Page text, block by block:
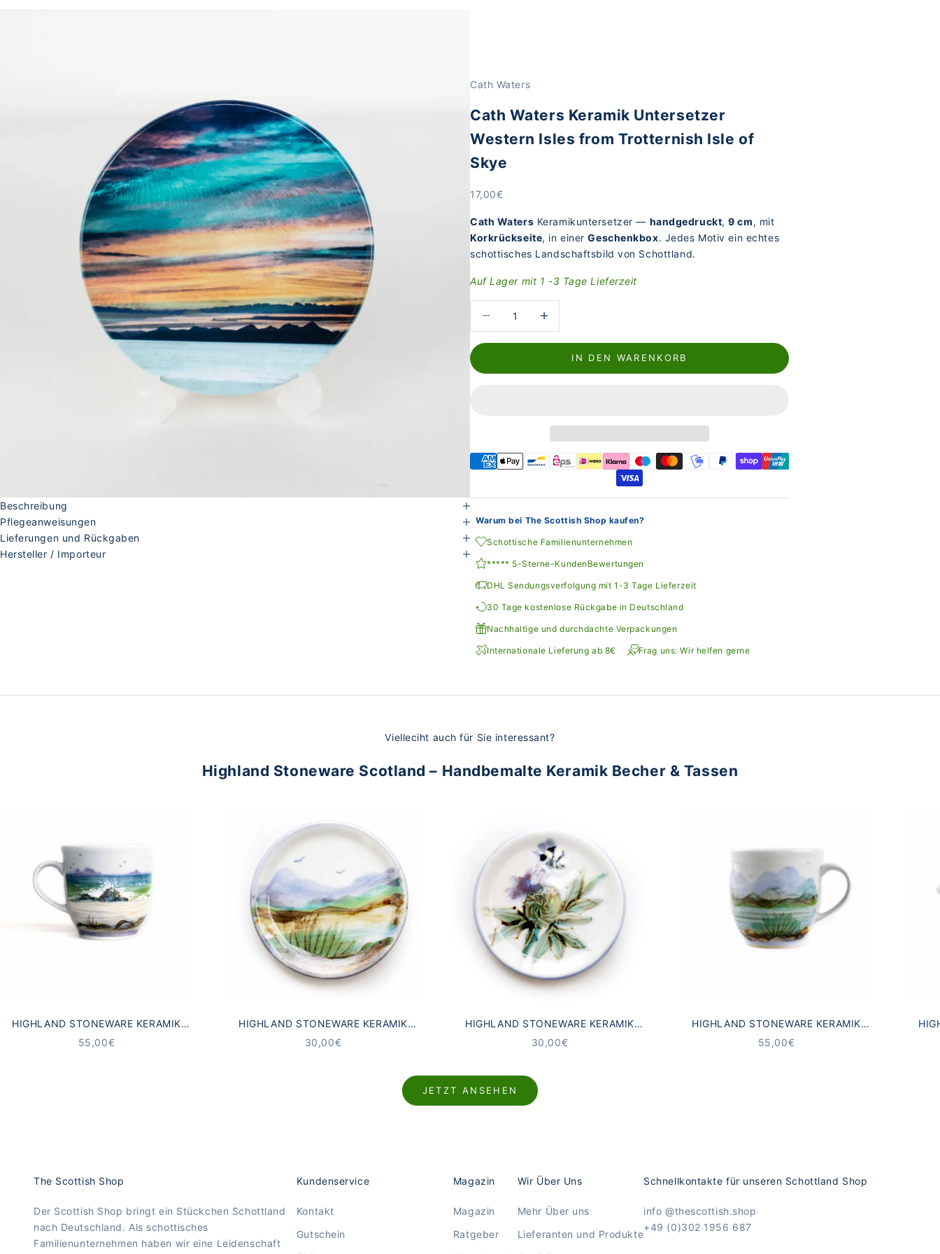
Cath Waters
Cath Waters Keramik Untersetzer
Western Isles from Trotternish Isle of
Skye
Angebot
17,00€
Cath Waters Keramikuntersetzer — handgedruckt,9 cm, mit
Korkrückseite, in einerGeschenkbox. Jedes Motiv ein echtes
schottisches Landschaftsbild von Schottland.
Auf Lager mit 1 -3 Tage Lieferzeit
IN DEN WARENKORB
Warum bei The Scottish Shop kaufen?
Schottische Familienunternehmen
***** 5-Sterne-KundenBewertungen
DHL Sendungsverfolgung mit 1-3 Tage Lieferzeit
30 Tage kostenlose Rückgabe in Deutschland
Nachhaltige und durchdachte Verpackungen
Internationale Lieferung ab 8€ Frag uns: Wir helfen gerne
Beschreibung
Pflegeanweisungen
Lieferungen und Rückgaben
Hersteller / Importeur
Vielleciht auch für Sie interessant?
Highland Stoneware Scotland – Handbemalte Keramik Becher & Tassen
HIGHLAND STONEWARE KERAMIK
BECHER SCHOTTISCHE
ANGEBOT
55,00€
HIGHLAND STONEWARE KERAMIK
UNTERSETZER SCHOTTISCHE
ANGEBOT
30,00€
HIGHLAND STONEWARE KERAMIK
UNTERSETZER SCHOTTISCHE DISTEL
ANGEBOT
30,00€
HIGHLAND STONEWARE KERAMIK
BECHER SCHOTTISCHE LANDSCHAFT
ANGEBOT
55,00€
JETZT ANSEHEN
The Scottish Shop
Der Scottish Shop bringt ein Stückchen Schottland
nach Deutschland. Als schottisches
Familienunternehmen haben wir eine Leidenschaft
Kundenservice
Kontakt
Gutschein
Magazin
Magazin
Ratgeber
Wir Über Uns
Mehr Über uns
Lieferanten und Produkte
Schnellkontakte für unseren Schottland Shop
info @thescottish.shop
+49 (0)302 1956 687